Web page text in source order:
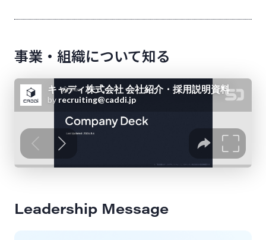
事業・組織について知る
Leadership Message